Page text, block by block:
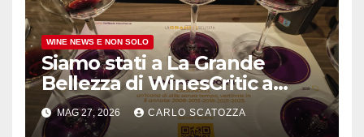
WINE NEWS E NON SOLO
Siamo stati a La Grande
Bellezza di WinesCritic a
Napoli, davvero bello e non
banale
MAG 27, 2026 CARLO SCATOZZA